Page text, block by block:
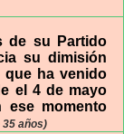
de su Partido
su dimisión
que ha venido
el 4 de mayo
ese momento
35 años)